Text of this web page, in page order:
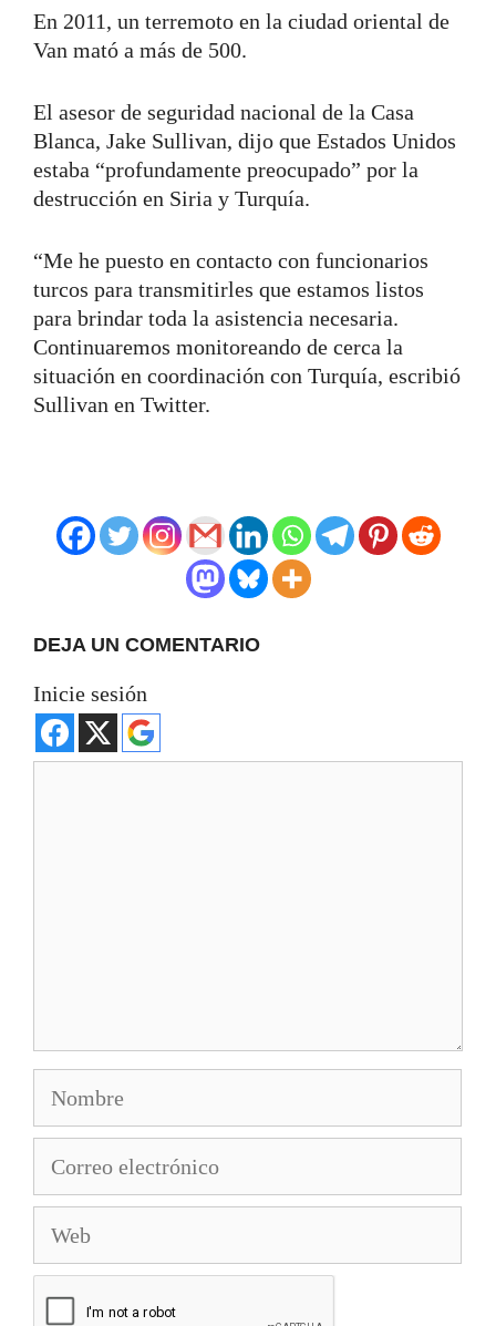
En 2011, un terremoto en la ciudad oriental de
Van mató a más de 500.
El asesor de seguridad nacional de la Casa
Blanca, Jake Sullivan, dijo que Estados Unidos
estaba “profundamente preocupado” por la
destrucción en Siria y Turquía.
“Me he puesto en contacto con funcionarios
turcos para transmitirles que estamos listos
para brindar toda la asistencia necesaria.
Continuaremos monitoreando de cerca la
situación en coordinación con Turquía, escribió
Sullivan en Twitter.
DEJA UN COMENTARIO
Inicie sesión
electrónico